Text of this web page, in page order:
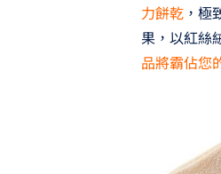
力餅乾，極
果，以紅絲
品將霸佔您